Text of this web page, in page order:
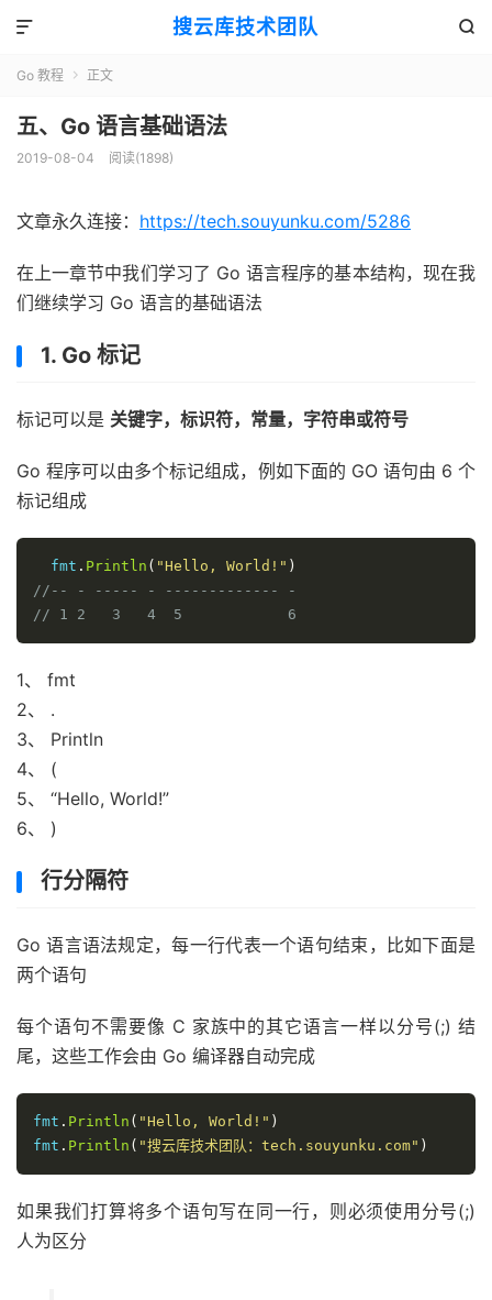
搜云库技术团队 

Go 教程  正文
五、Go 语言基础语法
2019-08-04 阅读(1898)
文章永久连接： https://tech.souyunku.com/5286
在上一章节中我们学习了 Go 语言程序的基本结构，现在我
们继续学习 Go 语言的基础语法
1. Go 标记
标记可以是 关键字，标识符，常量，字符串或符号
Go 程序可以由多个标记组成，例如下面的 GO 语句由 6 个
标记组成
  fmt
. Println ( "Hello, World!" )
//-- - ----- - ------------- -
// 1 2   3   4  5            6
1、 fmt
2、 .
3、 Println
4、 (
5、 “Hello, World!”
6、 )
行分隔符
Go 语言语法规定，每一行代表一个语句结束，比如下面是
两个语句
每个语句不需要像 C 家族中的其它语言一样以分号(;) 结
尾，这些工作会由 Go 编译器自动完成
fmt . Println ( "Hello, World!" )
fmt . Println ( "搜云库技术团队：tech.souyunku.com" )
如果我们打算将多个语句写在同一行，则必须使用分号(;)
人为区分